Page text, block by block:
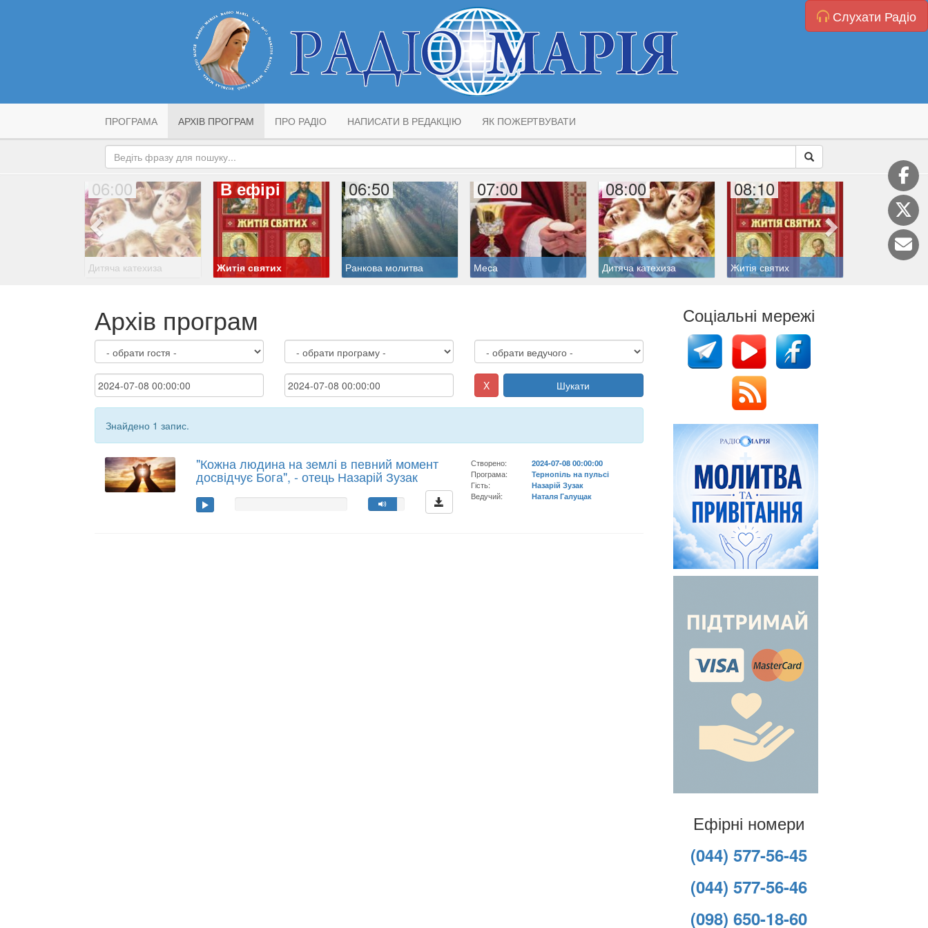
Слухати Радіо
ПРОГРАМА АРХІВ ПРОГРАМ ПРО РАДІО НАПИСАТИ В РЕДАКЦІЮ ЯК ПОЖЕРТВУВАТИ
06:00
Дитяча катехиза
В ефірі
Житія святих
06:50
Ранкова молитва
07:00
Меса
08:00
Дитяча катехиза
08:10
Житія святих
08:30
Архів програм
X Шукати
Знайдено 1 запис.
"Кожна людина на землі в певний момент
досвідчує Бога", - отець Назарій Зузак
Створено:
2024-07-08 00:00:00
Програма:
Тернопіль на пульсі
Гість:
Назарій Зузак
Ведучий:
Наталя Галущак
Соціальні мережі
Ефірні номери
(044) 577-56-45
(044) 577-56-46
(098) 650-18-60